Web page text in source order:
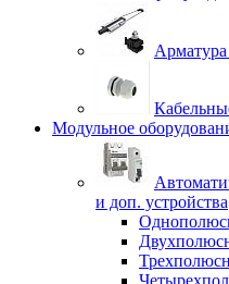
Модульное
и доп. устройства